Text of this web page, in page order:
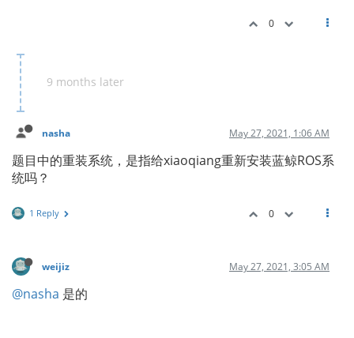
0
9 months later
nasha May 27, 2021, 1:06 AM
题目中的重装系统，是指给xiaoqiang重新安装蓝鲸ROS系
统吗？
1 Reply 0
weijiz May 27, 2021, 3:05 AM
@nasha 是的